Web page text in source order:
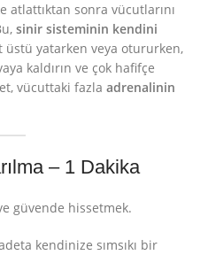
atlattıktan sonra vücutlarını
sinir sisteminin kendini
üstü yatarken veya otururken,
kaldırın ve çok hafifçe
vücuttaki fazla adrenalinin
– 1 Dakika
güvende hissetmek.
kendinize sımsıkı bir